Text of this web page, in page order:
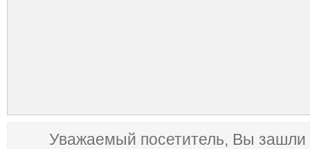
Уважаемый посетитель, Вы зашли